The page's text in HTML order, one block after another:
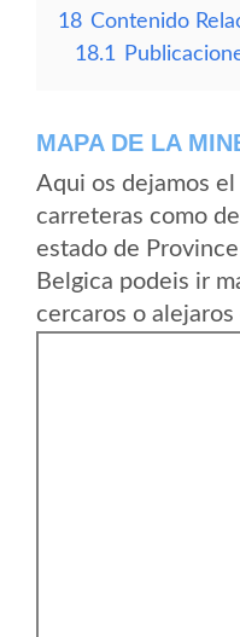
18 Contenido
18.1
MAPA DE LA
Aqui os dejamos
carreteras como
estado de
Belgica podeis ir
cercaros o